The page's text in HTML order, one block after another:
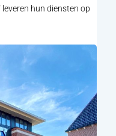
hun diensten op